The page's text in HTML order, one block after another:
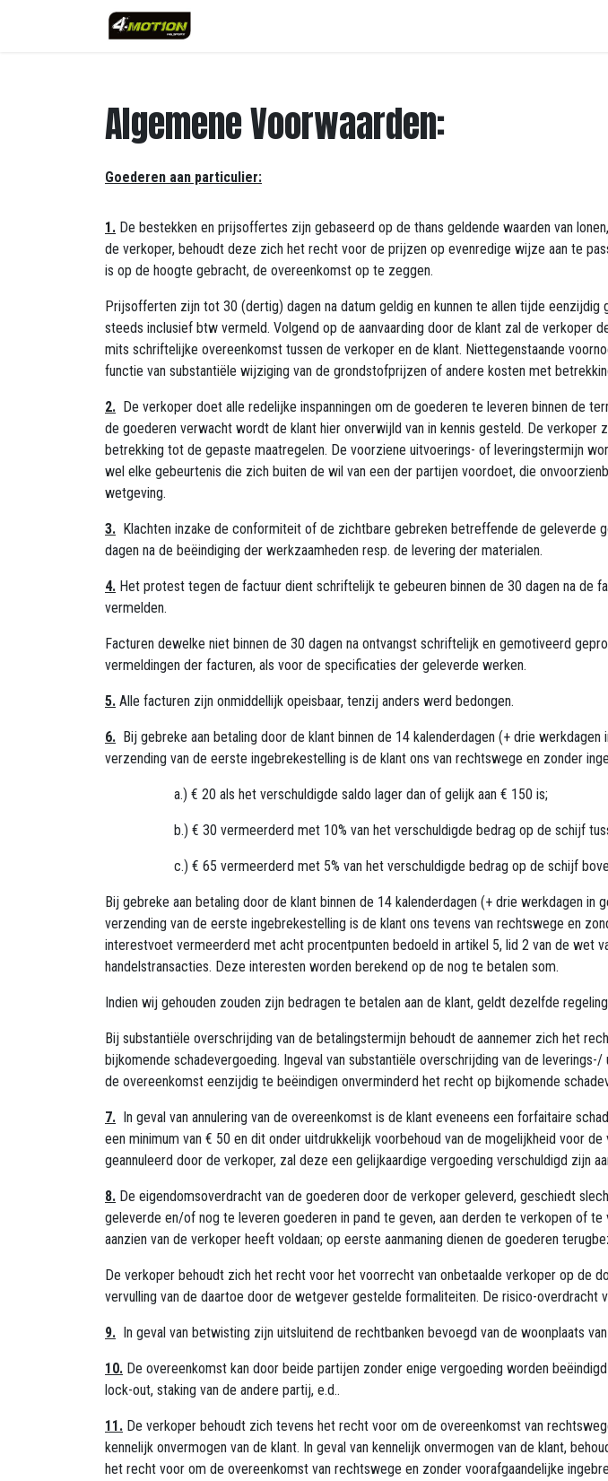
Se rendre au contenu
Algemene Voorwaarden:
Goederen aan particulier:
1. De bestekken en prijsoffertes zijn gebaseerd op de thans geldende waarden van
de verkoper, behoudt deze zich het recht voor de prijzen op evenredige wijze aan te
is op de hoogte gebracht, de overeenkomst op te zeggen.
Prijsofferten zijn tot 30 (dertig) dagen na datum geldig en kunnen te allen tijde
steeds inclusief btw vermeld. Volgend op de aanvaarding door de klant zal de
mits schriftelijke overeenkomst tussen de verkoper en de klant. Niettegenstaande
functie van substantiële wijziging van de grondstofprijzen of andere kosten met
2. De verkoper doet alle redelijke inspanningen om de goederen te leveren binnen de
de goederen verwacht wordt de klant hier onverwijld van in kennis gesteld. De
betrekking tot de gepaste maatregelen. De voorziene uitvoerings- of leveringstermijn
wel elke gebeurtenis die zich buiten de wil van een der partijen voordoet, die
wetgeving.
3. Klachten inzake de conformiteit of de zichtbare gebreken betreffende de geleverde
dagen na de beëindiging der werkzaamheden resp. de levering der materialen.
4. Het protest tegen de factuur dient schriftelijk te gebeuren binnen de 30 dagen na de
vermelden.
Facturen dewelke niet binnen de 30 dagen na ontvangst schriftelijk en gemotiveerd
vermeldingen der facturen, als voor de specificaties der geleverde werken.
5. Alle facturen zijn onmiddellijk opeisbaar, tenzij anders werd bedongen.
6. Bij gebreke aan betaling door de klant binnen de 14 kalenderdagen (+ drie
verzending van de eerste ingebrekestelling is de klant ons van rechtswege en zonder
​a.) € 20 als het verschuldigde saldo lager dan of gelijk aan € 150 is;
​b.) € 30 vermeerderd met 10% van het verschuldigde bedrag op de schijf
​c.) € 65 vermeerderd met 5% van het verschuldigde bedrag op de schijf
Bij gebreke aan betaling door de klant binnen de 14 kalenderdagen (+ drie werkdagen
verzending van de eerste ingebrekestelling is de klant ons tevens van rechtswege en
interestvoet vermeerderd met acht procentpunten bedoeld in artikel 5, lid 2 van de wet
handelstransacties. Deze interesten worden berekend op de nog te betalen som.
Indien wij gehouden zouden zijn bedragen te betalen aan de klant, geldt dezelfde
Bij substantiële overschrijding van de betalingstermijn behoudt de aannemer zich het
bijkomende schadevergoeding. Ingeval van substantiële overschrijding van de
de overeenkomst eenzijdig te beëindigen onverminderd het recht op bijkomende
7. In geval van annulering van de overeenkomst is de klant eveneens een forfaitaire
een minimum van € 50 en dit onder uitdrukkelijk voorbehoud van de mogelijkheid voor
geannuleerd door de verkoper, zal deze een gelijkaardige vergoeding verschuldigd zijn
8. De eigendomsoverdracht van de goederen door de verkoper geleverd, geschiedt
geleverde en/of nog te leveren goederen in pand te geven, aan derden te verkopen of
aanzien van de verkoper heeft voldaan; op eerste aanmaning dienen de goederen
De verkoper behoudt zich het recht voor het voorrecht van onbetaalde verkoper op de
vervulling van de daartoe door de wetgever gestelde formaliteiten. De risico-overdracht
9. In geval van betwisting zijn uitsluitend de rechtbanken bevoegd van de woonplaats
10. De overeenkomst kan door beide partijen zonder enige vergoeding worden
lock-out, staking van de andere partij, e.d..
11. De verkoper behoudt zich tevens het recht voor om de overeenkomst van
kennelijk onvermogen van de klant. In geval van kennelijk onvermogen van de klant,
het recht voor om de overeenkomst van rechtswege en zonder voorafgaandelijke